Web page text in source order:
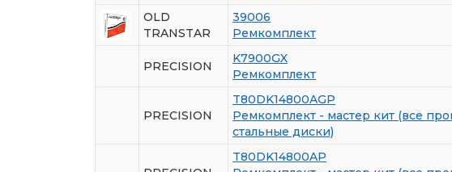
OLD
TRANSTAR
39006
Ремкомплект
PRECISION
K7900GX
Ремкомплект
PRECISION
T80DK14800AGP
Ремкомплект - мастер кит (все
стальные диски)
T80DK14800AP